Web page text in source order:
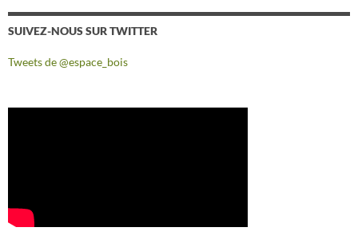
SUIVEZ-NOUS SUR TWITTER
Tweets de @espace_bois